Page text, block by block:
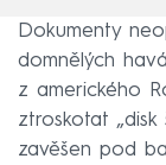
Dokumenty
domnělých
z amerického
ztroskotat „disk
zavěšen pod